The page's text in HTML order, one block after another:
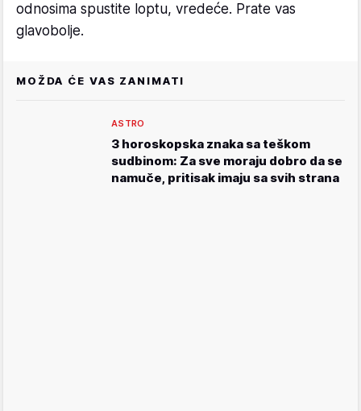
odnosima spustite loptu, vredeće. Prate vas
glavobolje.
MOŽDA ĆE VAS ZANIMATI
ASTRO
3 horoskopska znaka sa teškom
sudbinom: Za sve moraju dobro da se
namuče, pritisak imaju sa svih strana